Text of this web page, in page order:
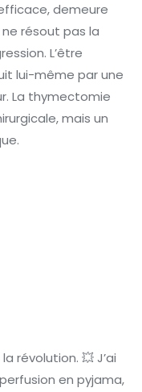
demeure
résout pas la
L’être
lui-même par une
La thymectomie
mais un
révolution. 💥 J’ai
en pyjama,